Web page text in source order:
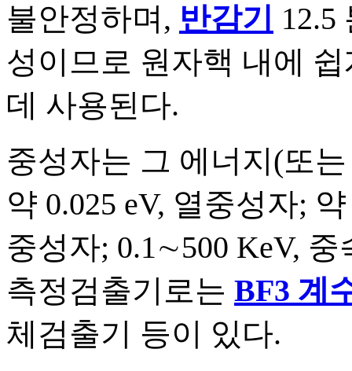
불안정하며, 반감기 12.5
성이므로 원자핵 내에
데 사용된다.
중성자는 그 에너지(또
약 0.025 eV, 열중성자;
중성자; 0.1∼500 KeV,
측정검출기로는 BF3 계
체검출기 등이 있다.